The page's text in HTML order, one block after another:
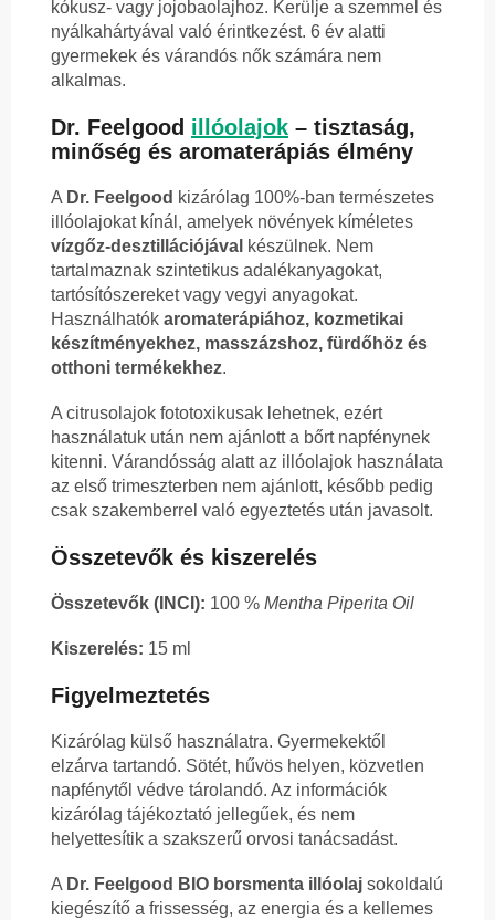
kókusz- vagy jojobaolajhoz. Kerülje a szemmel és
nyálkahártyával való érintkezést. 6 év alatti
gyermekek és várandós nők számára nem
alkalmas.
Dr. Feelgood illóolajok – tisztaság,
minőség és aromaterápiás élmény
A Dr. Feelgood kizárólag 100%-ban természetes
illóolajokat kínál, amelyek növények kíméletes
vízgőz-desztillációjával készülnek. Nem
tartalmaznak szintetikus adalékanyagokat,
tartósítószereket vagy vegyi anyagokat.
Használhatók aromaterápiához, kozmetikai
készítményekhez, masszázshoz, fürdőhöz és
otthoni termékekhez.
A citrusolajok fototoxikusak lehetnek, ezért
használatuk után nem ajánlott a bőrt napfénynek
kitenni. Várandósság alatt az illóolajok használata
az első trimeszterben nem ajánlott, később pedig
csak szakemberrel való egyeztetés után javasolt.
Összetevők és kiszerelés
Összetevők (INCI): 100 % Mentha Piperita Oil
Kiszerelés: 15 ml
Figyelmeztetés
Kizárólag külső használatra. Gyermekektől
elzárva tartandó. Sötét, hűvös helyen, közvetlen
napfénytől védve tárolandó. Az információk
kizárólag tájékoztató jellegűek, és nem
helyettesítik a szakszerű orvosi tanácsadást.
A Dr. Feelgood BIO borsmenta illóolaj sokoldalú
kiegészítő a frissesség, az energia és a kellemes